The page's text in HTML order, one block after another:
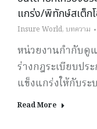
แกร่ง/พิทักษ์สเต็ก
Insure World, บทความ
หน่วยงานกำกับดู
ร่างกฎระเบียบป
แข็งแกร่งให้กับร
Read More